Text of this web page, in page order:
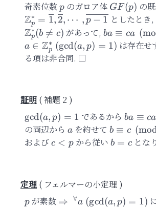
奇素位数p
p のガロア体 GF(p)
GF (p) の
\mathbb{Z}^{\ast}_{p}=
1}}
Zp
∗ = 1, 2, ⋯ , p − 1 としたとき,
Zp
∗(b 
= c) があって, ba\equiv
ba ≡ ca (
a ∈ Zp
∗ (gcd(a, p) = 1) は存在せ
る項は非合同.
補題 2
\gcd(a,
p) = 1
gcd(a, p) = 1 であるからba ≡ ca
の両辺から a
a を約せて b\equiv
b ≡ c (
およびc
c < pから従い b
b = cとな
フェルマーの小定理
p
p が素数 \Rightarrow\
⇒ ∀a (gcd(a, p) = 1)